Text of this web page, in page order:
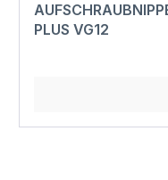
PLUS VG12